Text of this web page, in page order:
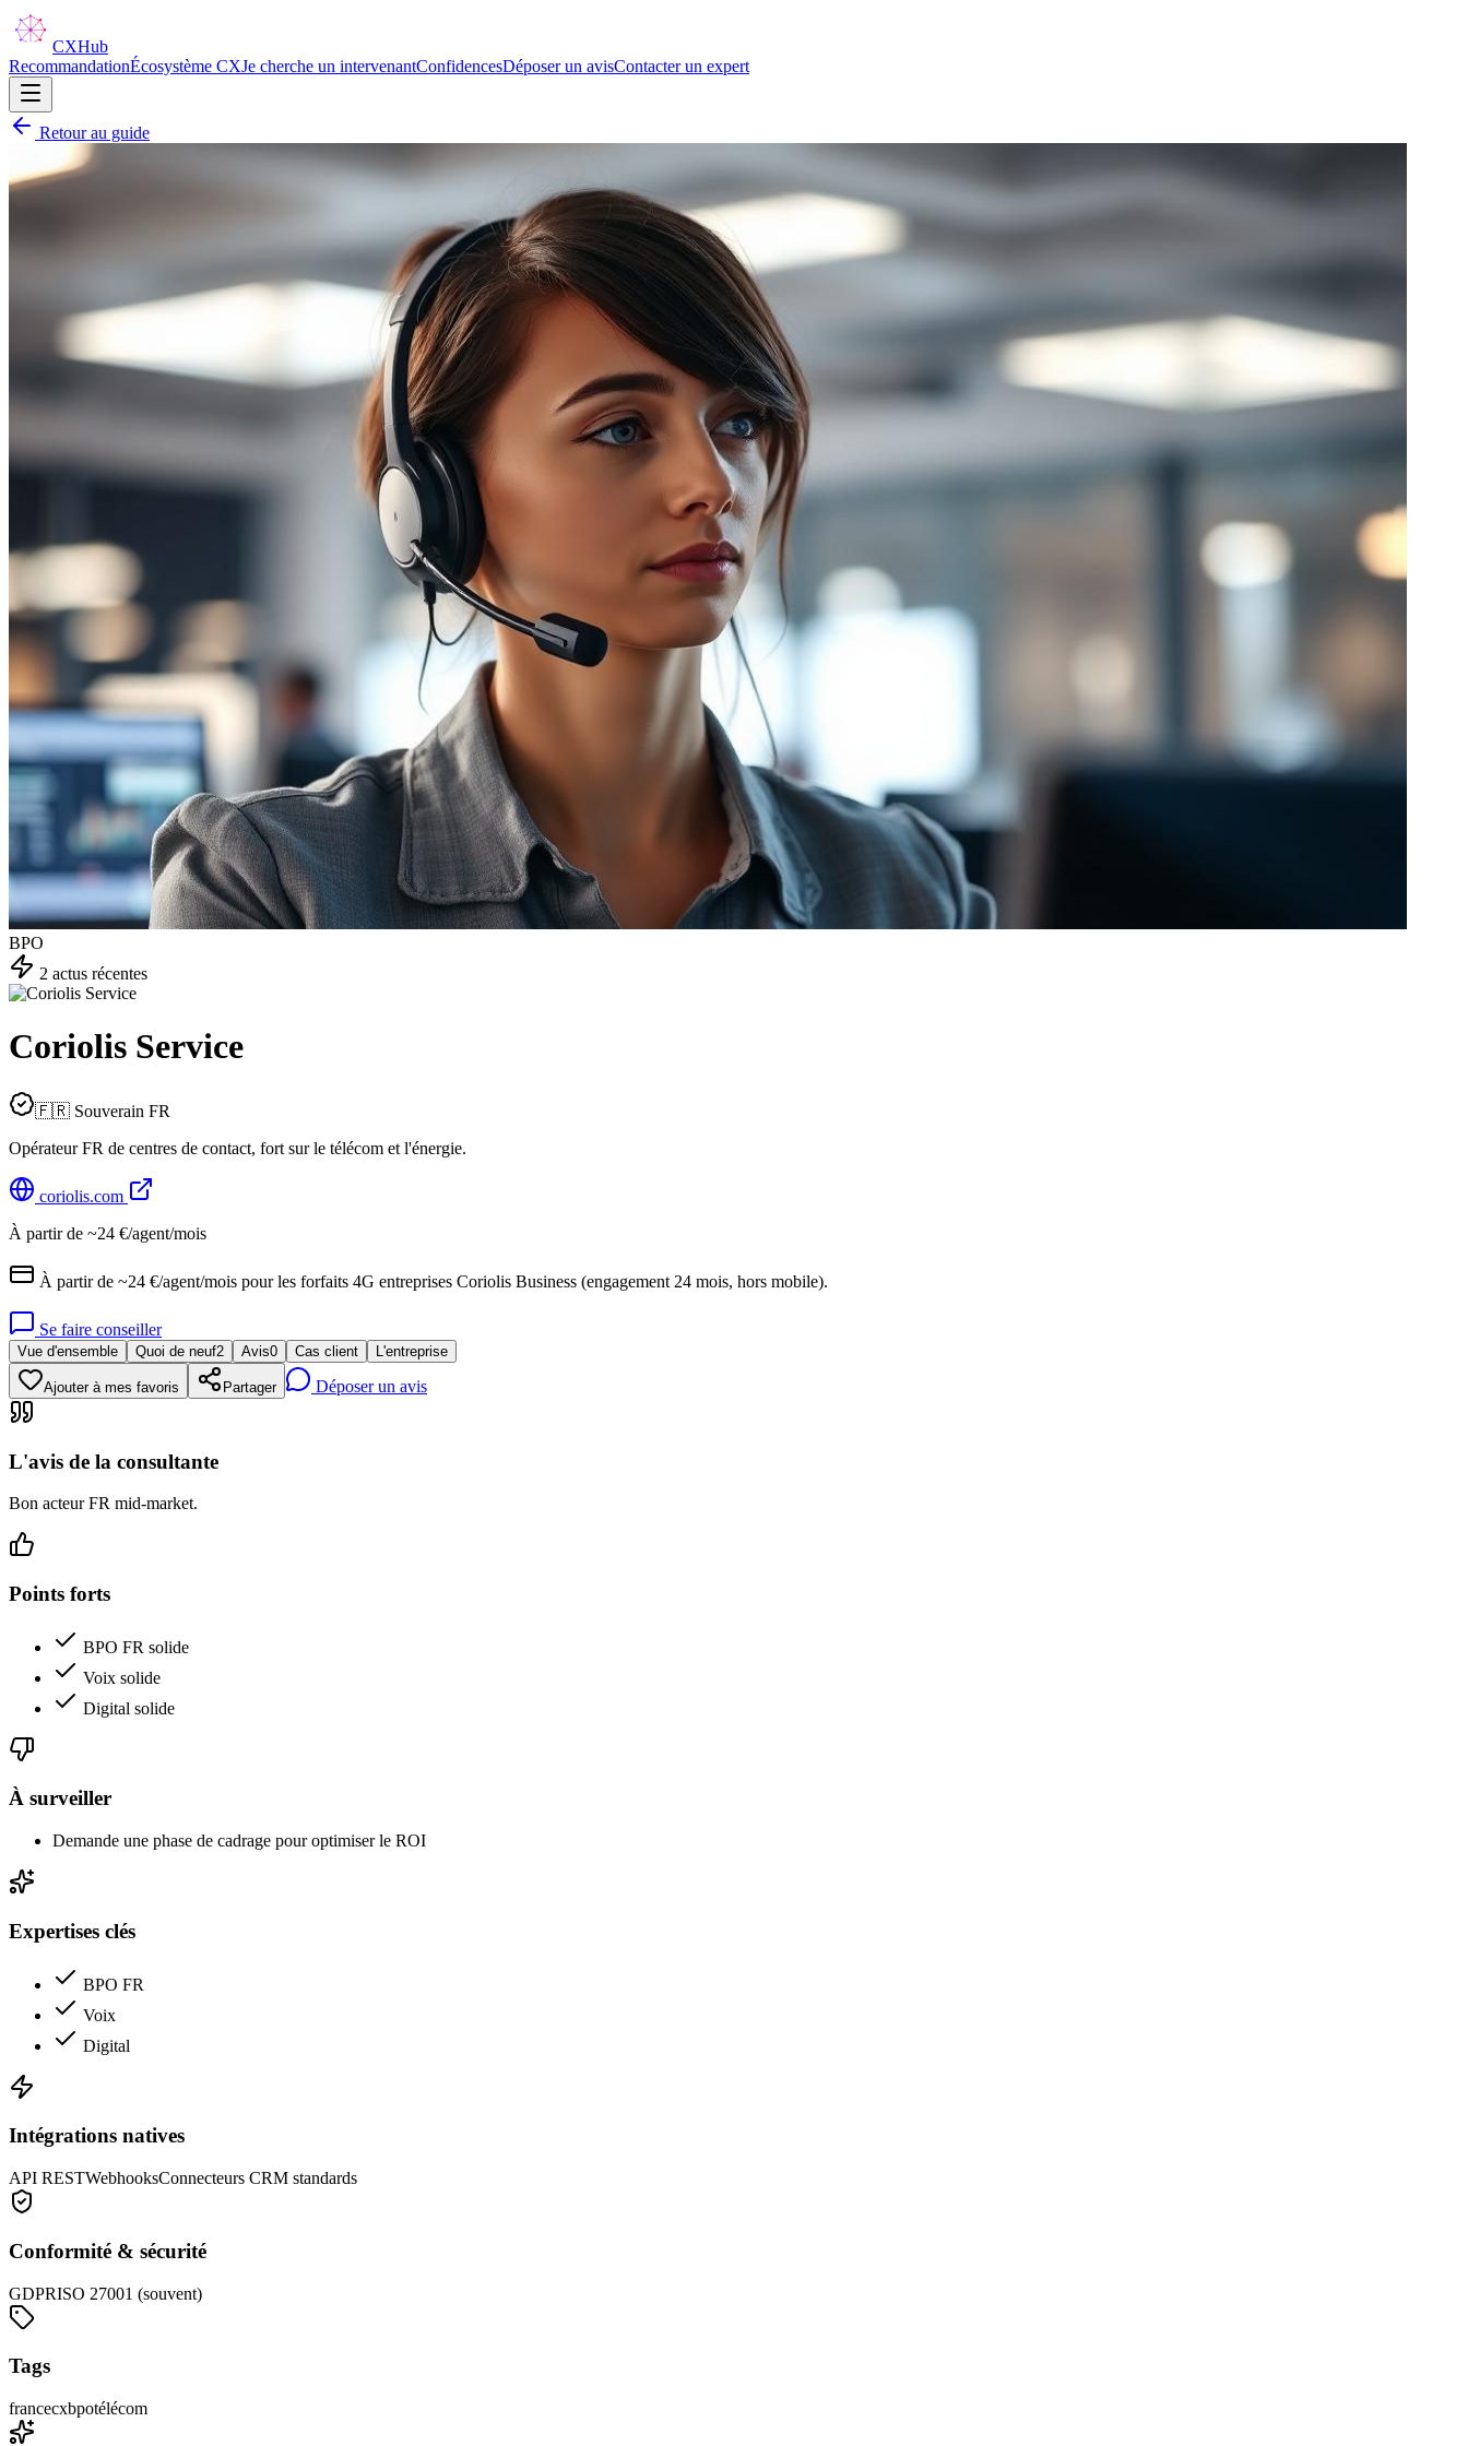
CXHub
RecommandationÉcosystème CXJe cherche un intervenantConfidencesDéposer un avisContacter un expert
Retour au guide
BPO
2 actus récentes
Coriolis Service
🇫🇷 Souverain FR
Opérateur FR de centres de contact, fort sur le télécom et l'énergie.
coriolis.com
À partir de ~24 €/agent/mois
À partir de ~24 €/agent/mois pour les forfaits 4G entreprises Coriolis Business (engagement 24 mois, hors mobile).
Se faire conseiller
Vue d'ensemble Quoi de neuf2 Avis0 Cas client L'entreprise
Ajouter à mes favoris Partager Déposer un avis
L'avis de la consultante
Bon acteur FR mid-market.
Points forts
BPO FR solide
Voix solide
Digital solide
À surveiller
Demande une phase de cadrage pour optimiser le ROI
Expertises clés
BPO FR
Voix
Digital
Intégrations natives
API RESTWebhooksConnecteurs CRM standards
Conformité & sécurité
GDPRISO 27001 (souvent)
Tags
francecxbpotélécom